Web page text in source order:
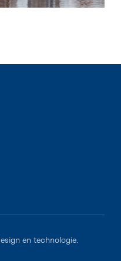
en technologie.